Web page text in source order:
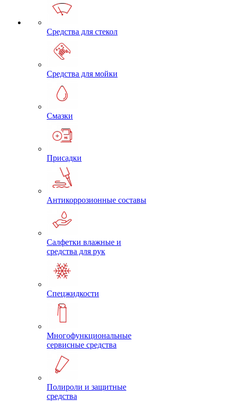
Средства для стекол
Средства для мойки
Смазки
Присадки
Антикоррозионные составы
Салфетки влажные и
средства для рук
Спецжидкости
Многофункциональные
сервисные средства
Полироли и защитные
средства